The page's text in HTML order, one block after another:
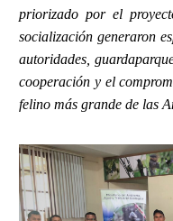
priorizado por el
socialización generaron
autoridades,
cooperación y el
felino más grande de las